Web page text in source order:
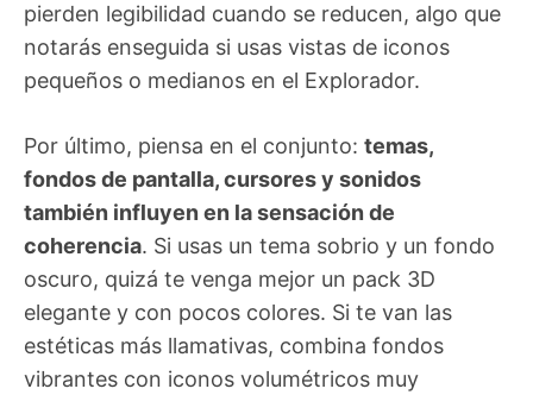
pierden legibilidad cuando se reducen, algo que
notarás enseguida si usas vistas de iconos
pequeños o medianos en el Explorador.
Por último, piensa en el conjunto: temas,
fondos de pantalla, cursores y sonidos
también influyen en la sensación de
coherencia. Si usas un tema sobrio y un fondo
oscuro, quizá te venga mejor un pack 3D
elegante y con pocos colores. Si te van las
estéticas más llamativas, combina fondos
vibrantes con iconos volumétricos muy